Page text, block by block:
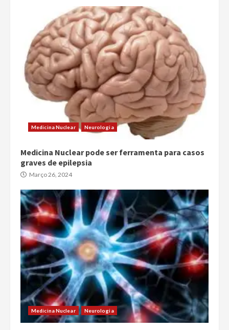
Medicina Nuclear Neurologia
Medicina Nuclear pode ser ferramenta para casos
graves de epilepsia
Março 26, 2024
Medicina Nuclear Neurologia